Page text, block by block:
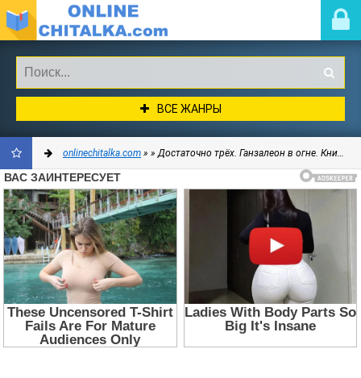
ВСЕ ЖАНРЫ
ДОБАВИТЬ
В
ЗАКЛАДКИ
onlinechitalka.com » » Достаточно трёх. Ганзалеон в огне. Книга 5 (СИ) - Климова Маргарита Аркадьевна